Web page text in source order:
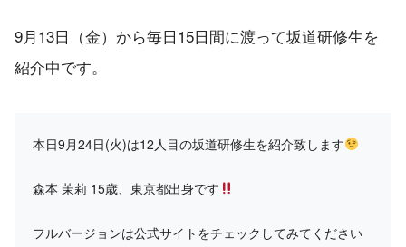
9月13日（金）から毎日15日間に渡って坂道研修生を
紹介中です。
本日9月24日(火)は12人目の坂道研修生を紹介致します
森本 茉莉 15歳、東京都出身です
フルバージョンは公式サイトをチェックしてみてください